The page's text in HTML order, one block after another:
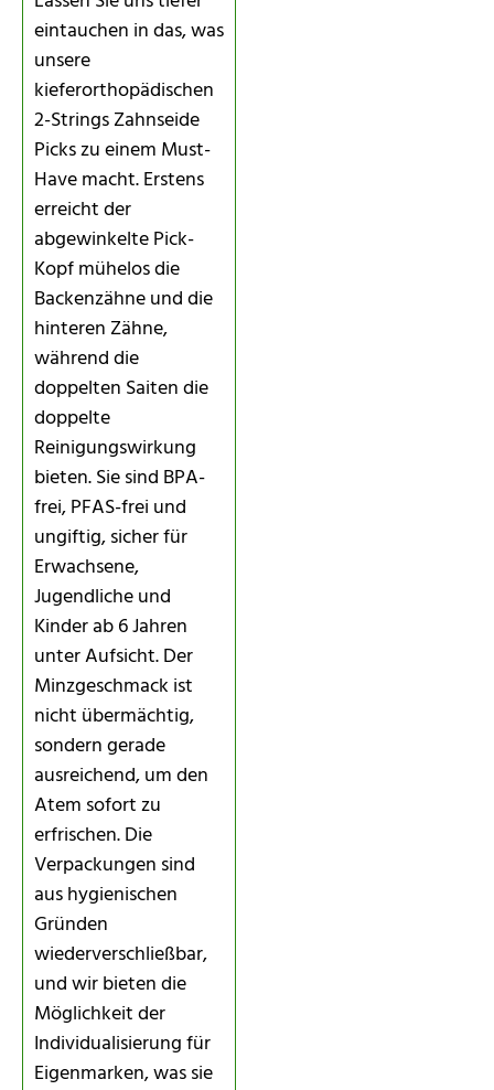
eintauchen in das, was
unsere
kieferorthopädischen
2-Strings Zahnseide
Picks zu einem Must-
Have macht. Erstens
erreicht der
abgewinkelte Pick-
Kopf mühelos die
Backenzähne und die
hinteren Zähne,
während die
doppelten Saiten die
doppelte
Reinigungswirkung
bieten. Sie sind BPA-
frei, PFAS-frei und
ungiftig, sicher für
Erwachsene,
Jugendliche und
Kinder ab 6 Jahren
unter Aufsicht. Der
Minzgeschmack ist
nicht übermächtig,
sondern gerade
ausreichend, um den
Atem sofort zu
erfrischen. Die
Verpackungen sind
aus hygienischen
Gründen
wiederverschließbar,
und wir bieten die
Möglichkeit der
Individualisierung für
Eigenmarken, was sie